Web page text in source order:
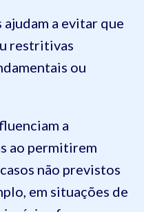
a evitar que
restritivas
ou
a
ao permitirem
não previstos
em situações de